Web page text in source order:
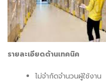
รายละเอียดด้านเทคนิค
ไม่จำกัดจำนวนผู้ใช้งาน